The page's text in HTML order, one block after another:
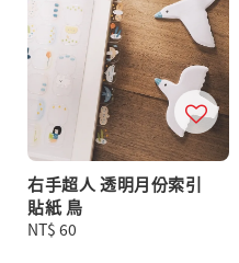
右手超人 透明月份索引
貼紙 鳥
Regular
NT$ 60